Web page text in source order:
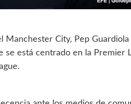
Manchester City, Pep
está centrado en la Premier